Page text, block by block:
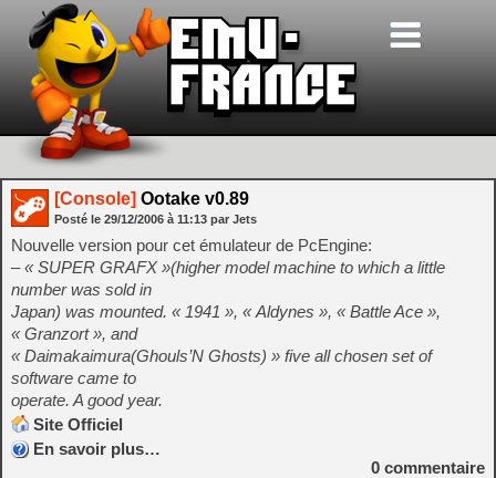
[Console] Ootake v0.89
Posté le 29/12/2006 à 11:13 par Jets
Nouvelle version pour cet émulateur de PcEngine:
– « SUPER GRAFX »(higher model machine to which a little
number was sold in
Japan) was mounted. « 1941 », « Aldynes », « Battle Ace »,
« Granzort », and
« Daimakaimura(Ghouls’N Ghosts) » five all chosen set of
software came to
operate. A good year.
Site Officiel
En savoir plus…
0 commentaire